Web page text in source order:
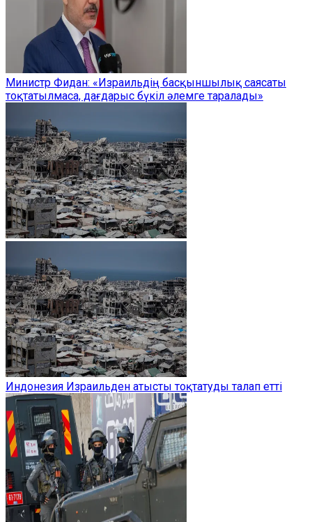
Министр Фидан: «Израильдің басқыншылық саясаты
тоқтатылмаса, дағдарыс бүкіл әлемге таралады»
Индонезия Израильден атысты тоқтатуды талап етті